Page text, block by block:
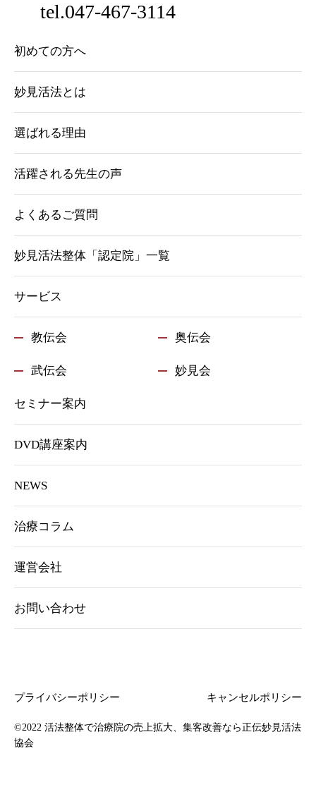
tel.047-467-3114
初めての方へ
妙見活法とは
選ばれる理由
活躍される先生の声
よくあるご質問
妙見活法整体「認定院」一覧
サービス
教伝会 奥伝会
武伝会 妙見会
セミナー案内
DVD講座案内
NEWS
治療コラム
運営会社
お問い合わせ
プライバシーポリシー キャンセルポリシー
©2022 活法整体で治療院の売上拡大、集客改善なら正伝妙見活法
協会